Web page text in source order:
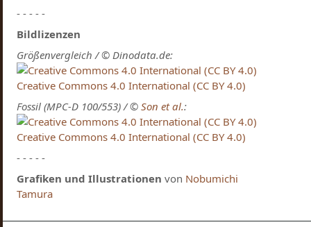
- - - - -
Bildlizenzen
Größenvergleich / © Dinodata.de:
Creative Commons 4.0 International (CC BY 4.0)
Fossil (MPC-D 100/553) / ©Son et al.:
Creative Commons 4.0 International (CC BY 4.0)
- - - - -
Grafiken und Illustrationen von Nobumichi
Tamura